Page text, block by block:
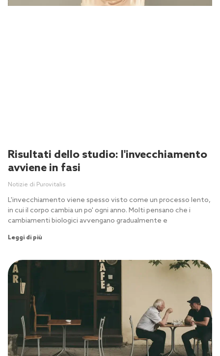
Risultati dello studio: l'invecchiamento
avviene in fasi
Notizie di Purovitalis
L'invecchiamento viene spesso visto come un processo lento,
in cui il corpo cambia un po' ogni anno. Molti pensano che i
cambiamenti biologici avvengano gradualmente e
Leggi di più